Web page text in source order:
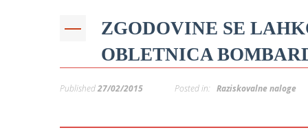
ZGODOVINE SE
OBLETNICA
Published27/02/2015 Posted in: Raziskovalne naloge